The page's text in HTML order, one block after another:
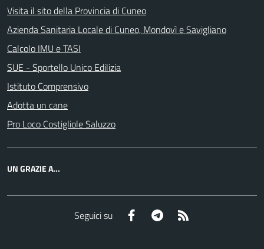
Visita il sito della Provincia di Cuneo
Azienda Sanitaria Locale di Cuneo, Mondovì e Savigliano
Calcolo IMU e TASI
SUE - Sportello Unico Edilizia
Istituto Comprensivo
Adotta un cane
Pro Loco Costigliole Saluzzo
UN GRAZIE A...
Seguici su Facebook Telegram